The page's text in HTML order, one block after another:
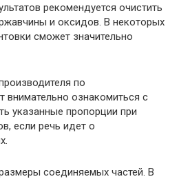
рекомендуется очистить
и оксидов. В некоторых
сможет значительно
по
внимательно ознакомиться с
указанные пропорции при
если речь идет о
соединяемых частей. В